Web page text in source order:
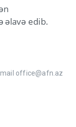
əlavə edib.
mail office@afn.az